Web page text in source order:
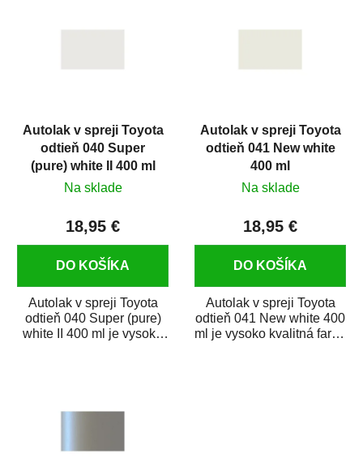
o
Autolak v spreji Toyota
odtieň 040 Super
(pure) white II 400 ml
Na sklade
18,95 €
DO KOŠÍKA
Autolak v spreji Toyota
odtieň 040 Super (pure)
white II 400 ml je vysoko
Autolak v spreji Toyota
odtieň 041 New white
400 ml
Na sklade
18,95 €
DO KOŠÍKA
Autolak v spreji Toyota
odtieň 041 New white 400
ml je vysoko kvalitná farba